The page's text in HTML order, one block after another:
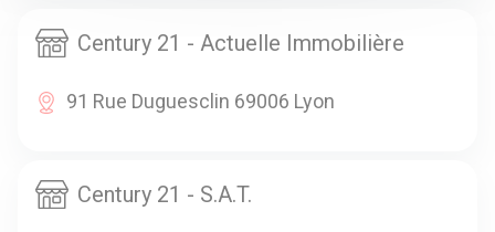
Century 21 - Actuelle Immobilière
91 Rue Duguesclin 69006 Lyon
Century 21 - S.A.T.